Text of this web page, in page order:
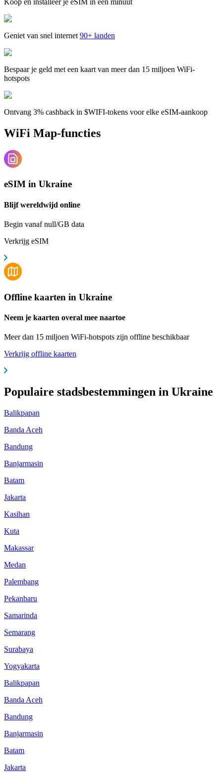
Geniet van snel internet 90+ landen
Bespaar je geld met een kaart van meer dan 15 miljoen WiFi-
hotspots
Ontvang 3% cashback in $WIFI-tokens voor elke eSIM-aankoop
WiFi Map-functies
eSIM in Ukraine
Blijf wereldwijd online
Begin vanaf null/GB data
Verkrijg eSIM
Offline kaarten in Ukraine
Neem je kaarten overal mee naartoe
Meer dan 15 miljoen WiFi-hotspots zijn offline beschikbaar
Verkrijg offline kaarten
Populaire stadsbestemmingen in Ukraine
Balikpapan
Banda Aceh
Bandung
Banjarmasin
Batam
Jakarta
Kasihan
Kuta
Makassar
Medan
Palembang
Pekanbaru
Samarinda
Semarang
Surabaya
Yogyakarta
Balikpapan
Banda Aceh
Bandung
Banjarmasin
Batam
Jakarta